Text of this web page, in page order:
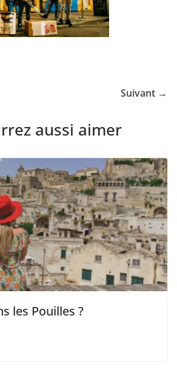
Suivant →
aussi aimer
les Pouilles ?